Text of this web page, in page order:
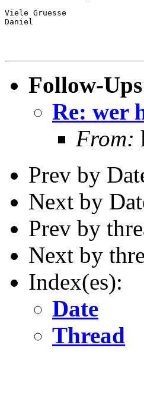
Viele Gruesse
Daniel
Follow-Ups
Re: wer
From:
Prev by
Next by
Prev by
Next by
Index(es):
Date
Thread